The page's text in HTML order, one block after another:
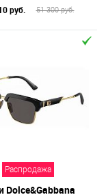
руб. 51 300 руб.
Распродажа
Dolce&Gabbana